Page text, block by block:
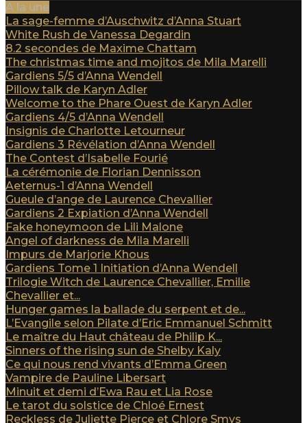
A la une
La sage-femme d’Auschwitz d’Anna Stuart
White Rush de Vanessa Degardin
8.2 secondes de Maxime Chattam
The christmas time and mojitos de Mila Marelli
Gardiens 5/5 d’Anna Wendell
Pillow talk de Karyn Adler
Welcome to the Phare Ouest de Karyn Adler
Gardiens 4/5 d’Anna Wendell
Insignis de Charlotte Letourneur
Gardiens 3 Révélation d’Anna Wendell
The Contest d’Isabelle Fourié
La cérémonie de Florian Dennisson
Aeternus-1 d’Anna Wendell
Gueule d’ange de Laurence Chevallier
Gardiens 2 Expiation d’Anna Wendell
Fake honeymoon de Lili Malone
Angel of darkness de Mila Marelli
Impurs de Marjorie Khous
Gardiens Tome 1 Initiation d’Anna Wendell
Trilogie Witch de Laurence Chevallier, Emilie
Chevallier et...
Hunger games la ballade du serpent et de...
L’Evangile selon Pilate d’Eric Emmanuel Schmitt
Le maître du Haut château de Philip K...
Sinners of the rising sun de Shelby Kaly
Ce qui nous rend vivants d’Emma Green
Vampire de Pauline Libersart
Minuit et demi d’Ewa Rau et Lia Rose
Le tarot du solstice de Chloé Ernest
Reckless de Juliette Pierce et Chlore Smys